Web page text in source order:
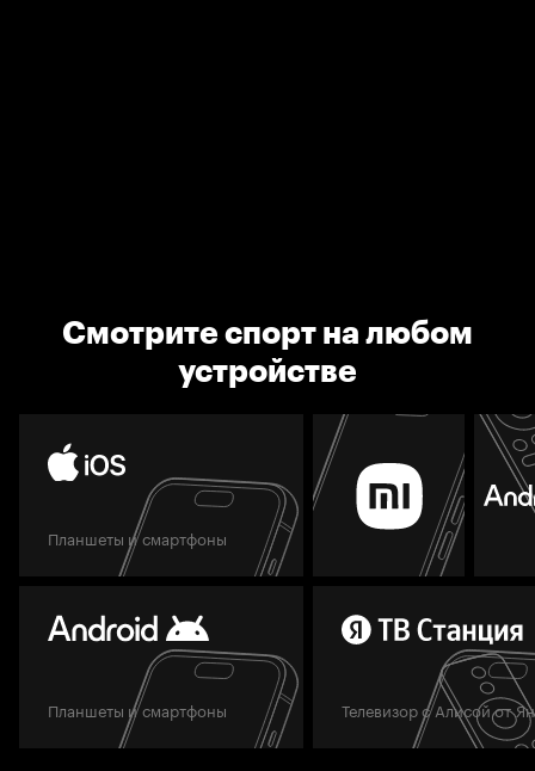
Смотрите спорт на любом
устройстве
Планшеты и смартфоны
Планшеты и смартфоны Телевизор с Алисой от